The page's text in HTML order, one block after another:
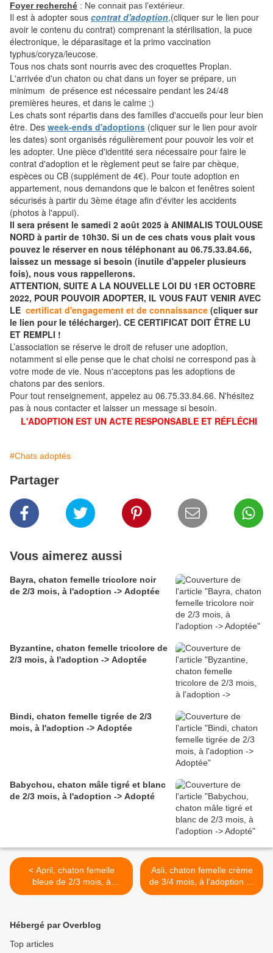
Foyer recherché : Ne connait pas l'extérieur.
Il est à adopter sous contrat d'adoption,(cliquer sur le lien pour
avoir le contenu du contrat) comprenant la stérilisation, la puce
électronique, le déparasitage et la primo vaccination
typhus/coryza/leucose.
Tous nos chats sont nourris avec des croquettes Proplan.
L'arrivée d'un chaton ou chat dans un foyer se prépare, un
minimum de présence est nécessaire pendant les 24/48
premières heures, et dans le calme ;)
Les chats sont répartis dans des familles d'accueils pour leur bien
être. Des week-ends d'adoptions (cliquer sur le lien pour avoir
les dates) sont organisés régulièrement pour pouvoir les voir et
les adopter. Une pièce d'identité sera nécessaire pour faire le
contrat d'adoption et le règlement peut se faire par chèque,
espèces ou CB (supplément de 4€). Pour toute adoption en
appartement, nous demandons que le balcon et fenêtres soient
sécurisés à partir du 3ème étage afin d'éviter les accidents
(photos à l'appui).
Il sera présent le samedi 2 août 2025 à ANIMALIS TOULOUSE
NORD à partir de 10h30. Si un de ces chats vous plait vous
pouvez le réserver en nous téléphonant au 06.75.33.84.66,
laissez un message si besoin (inutile d'appeler plusieurs
fois), nous vous rappellerons.
ATTENTION, SUITE A LA NOUVELLE LOI DU 1ER OCTOBRE
2022, POUR POUVOIR ADOPTER, IL VOUS FAUT VENIR AVEC
LE certificat d'engagement et de connaissance (cliquer sur
le lien pour le télécharger). CE CERTIFICAT DOIT ÊTRE LU
ET REMPLI !
L’association se réserve le droit de refuser une adoption,
notamment si elle pense que le chat choisi ne correspond pas à
votre mode de vie. Nous n'acceptons pas les adoptions de
chatons par des seniors.
Pour tout renseignement, appelez au 06.75.33.84.66. N'hésitez
pas à nous contacter et laisser un message si besoin.
L'ADOPTION EST UN ACTE RESPONSABLE ET RÉFLÉCHI
#Chats adoptés
Partager
Vous aimerez aussi
Bayra, chaton femelle tricolore noir
de 2/3 mois, à l'adoption -> Adoptée
Byzantine, chaton femelle tricolore de
2/3 mois, à l'adoption -> Adoptée
Bindi, chaton femelle tigrée de 2/3
mois, à l'adoption -> Adoptée
Babychou, chaton mâle tigré et blanc
de 2/3 mois, à l'adoption -> Adopté
< April, chaton femelle
bleue de 2/3 mois, à
l'adoption -> adoptée avec
Asli, chaton femelle crème
de 3/4 mois, à l'adoption ->
adoptée >
Hébergé par Overblog
Top articles